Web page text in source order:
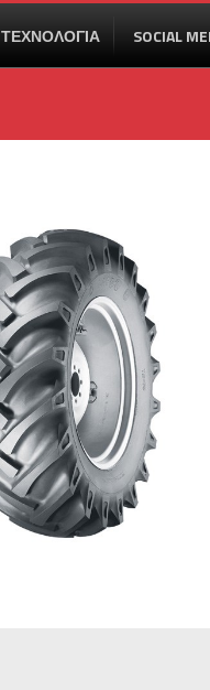
ΤΕΧΝΟΛΟΓΙΑ SOCIAL